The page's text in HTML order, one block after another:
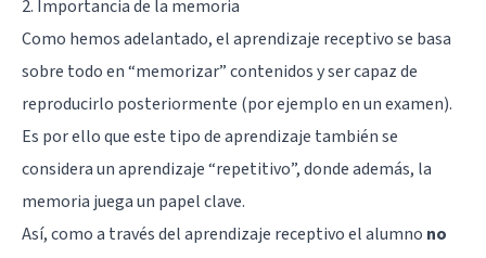
2. Importancia de la memoria
Como hemos adelantado, el aprendizaje receptivo se basa
sobre todo en “memorizar” contenidos y ser capaz de
reproducirlo posteriormente (por ejemplo en un examen).
Es por ello que este tipo de aprendizaje también se
considera un aprendizaje “repetitivo”, donde además, la
memoria juega un papel clave.
Así, como a través del aprendizaje receptivo el alumno no